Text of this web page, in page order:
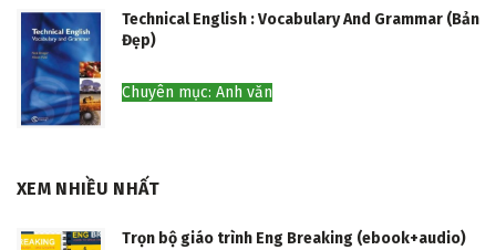
Technical English : Vocabulary And Grammar (Bản
Đẹp)
Chuyên mục: Anh văn
XEM NHIỀU NHẤT
Trọn bộ giáo trình Eng Breaking (ebook+audio)